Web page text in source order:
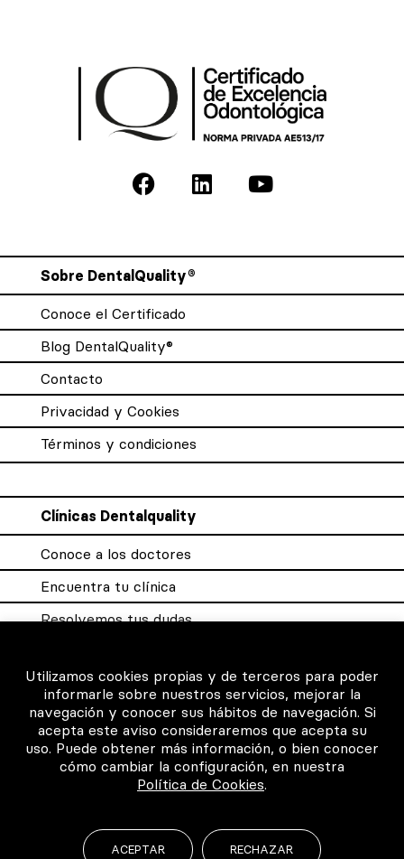
Sobre DentalQuality®
Conoce el Certificado
Blog DentalQuality®
Contacto
Privacidad y Cookies
Términos y condiciones
Clínicas Dentalquality
Conoce a los doctores
Encuentra tu clínica
Resolvemos tus dudas
Para los profesionales
Consigue tu certificado
Intranet clínicas certificadas
Música para los pacientes
Utilizamos cookies propias y de terceros para poder
informarle sobre nuestros servicios, mejorar la
navegación y conocer sus hábitos de navegación. Si
acepta este aviso consideraremos que acepta su
uso. Puede obtener más información, o bien conocer
cómo cambiar la configuración, en nuestra
Política de Cookies.
ACEPTAR RECHAZAR